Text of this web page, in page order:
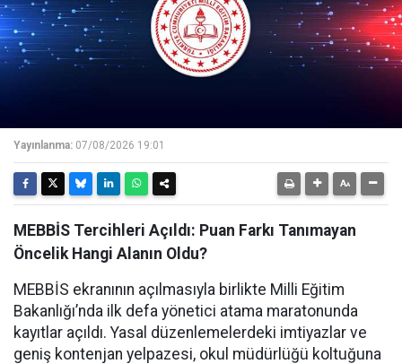
Yayınlanma: 07/08/2026 19:01
MEBBİS Tercihleri Açıldı: Puan Farkı Tanımayan
Öncelik Hangi Alanın Oldu?
MEBBİS ekranının açılmasıyla birlikte Milli Eğitim
Bakanlığı’nda ilk defa yönetici atama maratonunda
kayıtlar açıldı. Yasal düzenlemelerdeki imtiyazlar ve
geniş kontenjan yelpazesi, okul müdürlüğü koltuğuna